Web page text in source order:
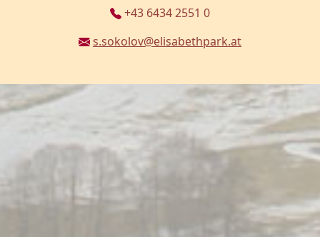
+43 6434 2551 0
s.sokolov@elisabethpark.at